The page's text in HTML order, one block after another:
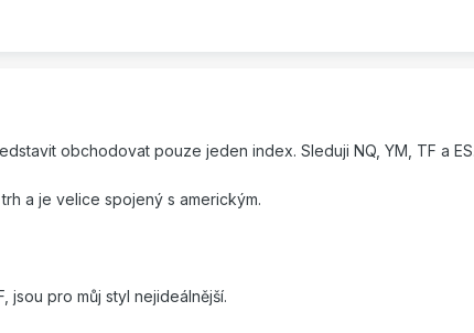
obchodovat pouze jeden index. Sleduji NQ, YM, TF a
a je velice spojený s americkým.
jsou pro můj styl nejideálnější.